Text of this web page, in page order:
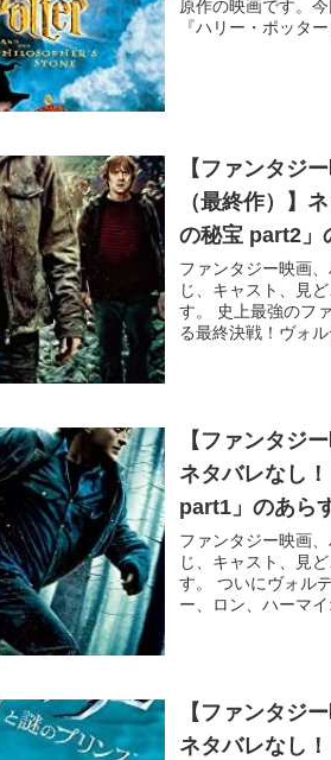
原作の映画です。
『ハリー・ポッタ
【ファンタジ
（最終作）】
の秘宝 part2」
ご紹介！
ファンタジー映画
じ、キャスト、見
す。 史上最強のフ
る最終決戦！ヴォ
【ファンタジ
ネタバレなし
part1」のあら
ファンタジー映画
じ、キャスト、見
す。 ついにヴォル
ー、ロン、ハーマ
【ファンタジ
ネタバレなし